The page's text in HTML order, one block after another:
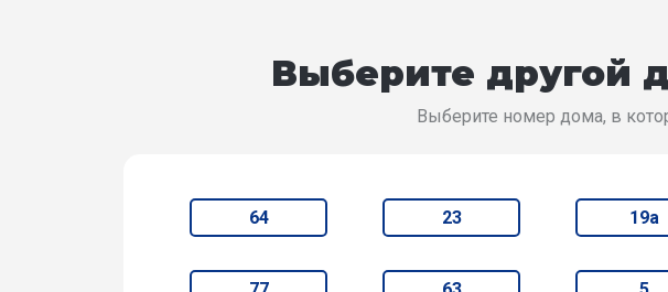
Выберите другой
Выберите номер дома, в
64 23 19а